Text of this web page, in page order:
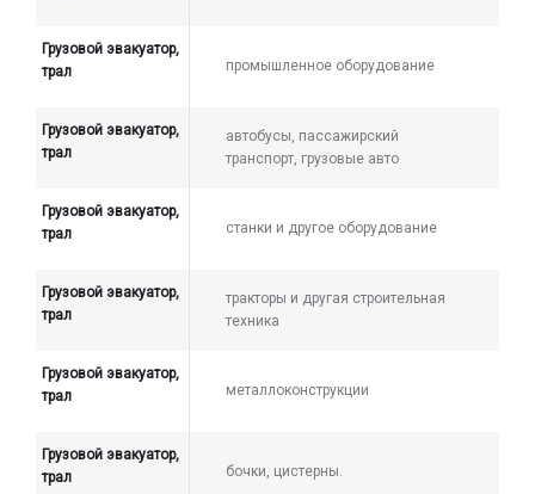
Грузовой эвакуатор,
трал
промышленное оборудование
Грузовой эвакуатор,
трал
автобусы, пассажирский
транспорт, грузовые авто
Грузовой эвакуатор,
трал
станки и другое оборудование
Грузовой эвакуатор,
трал
тракторы и другая строительная
техника
Грузовой эвакуатор,
трал
металлоконструкции
Грузовой эвакуатор,
трал
бочки, цистерны.